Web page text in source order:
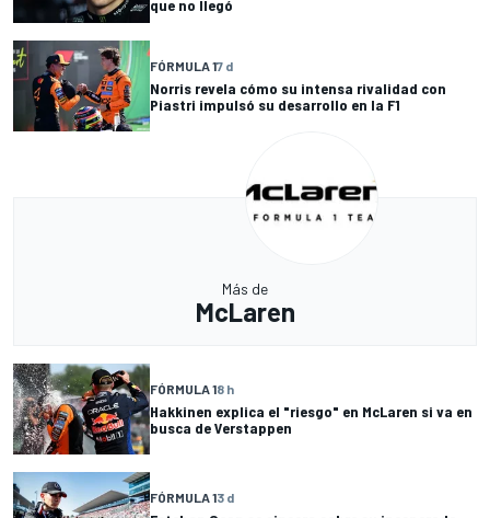
que no llegó
FÓRMULA 17 d
Norris revela cómo su intensa rivalidad con
Piastri impulsó su desarrollo en la F1
Más de
McLaren
FÓRMULA 18 h
Hakkinen explica el "riesgo" en McLaren si va en
busca de Verstappen
FÓRMULA 13 d